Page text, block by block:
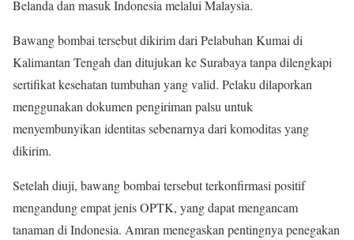
Belanda dan masuk Indonesia melalui Malaysia.
Bawang bombai tersebut dikirim dari Pelabuhan Kumai di
Kalimantan Tengah dan ditujukan ke Surabaya tanpa dilengkapi
sertifikat kesehatan tumbuhan yang valid. Pelaku dilaporkan
menggunakan dokumen pengiriman palsu untuk
menyembunyikan identitas sebenarnya dari komoditas yang
dikirim.
Setelah diuji, bawang bombai tersebut terkonfirmasi positif
mengandung empat jenis OPTK, yang dapat mengancam
tanaman di Indonesia. Amran menegaskan pentingnya penegakan